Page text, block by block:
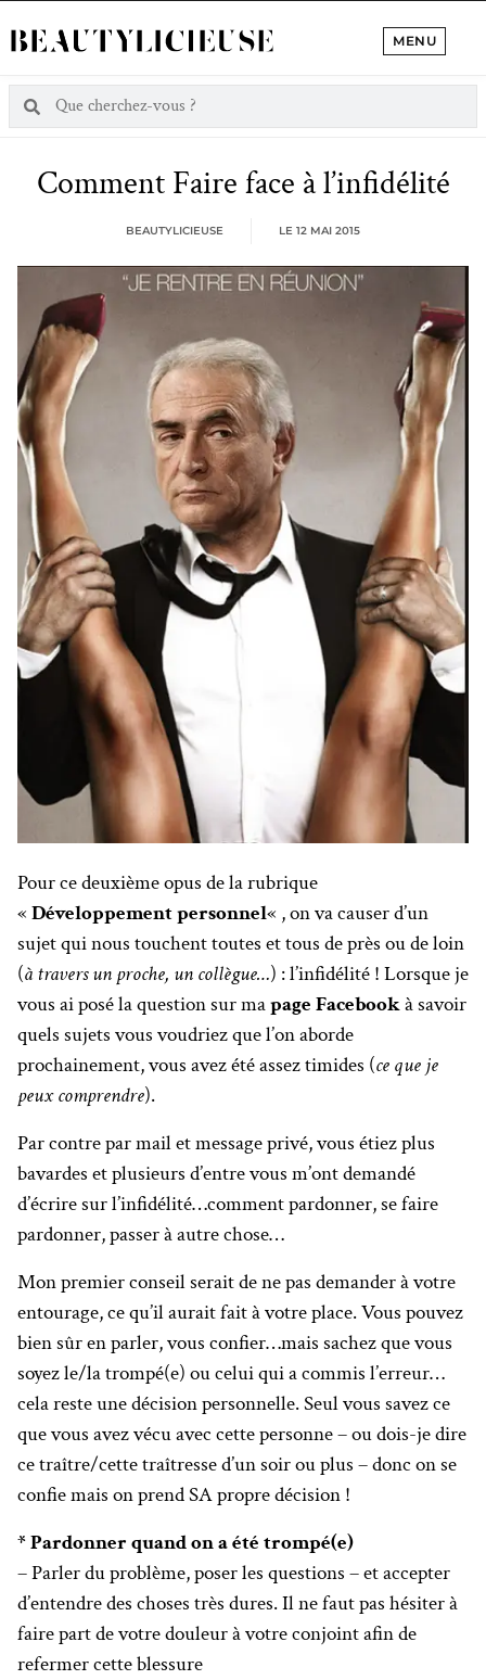
MENU
Comment Faire face à l’infidélité
BEAUTYLICIEUSE LE 12 MAI 2015
Pour ce deuxième opus de la rubrique
«Développement personnel« , on va causer d’un
sujet qui nous touchent toutes et tous de près ou de loin
(à travers un proche, un collègue…) : l’infidélité ! Lorsque je
vous ai posé la question sur mapage Facebookà savoir
quels sujets vous voudriez que l’on aborde
prochainement, vous avez été assez timides (ce que je
peux comprendre).
Par contre par mail et message privé, vous étiez plus
bavardes et plusieurs d’entre vous m’ont demandé
d’écrire sur l’infidélité…comment pardonner, se faire
pardonner, passer à autre chose…
Mon premier conseil serait de ne pas demander à votre
entourage, ce qu’il aurait fait à votre place. Vous pouvez
bien sûr en parler, vous confier…mais sachez que vous
soyez le/la trompé(e) ou celui qui a commis l’erreur…
cela reste une décision personnelle. Seul vous savez ce
que vous avez vécu avec cette personne – ou dois-je dire
ce traître/cette traîtresse d’un soir ou plus – donc on se
confie mais on prend SA propre décision !
* Pardonner quand on a été trompé(e)
– Parler du problème, poser les questions – et accepter
d’entendre des choses très dures. Il ne faut pas hésiter à
faire part de votre douleur à votre conjoint afin de
refermer cette blessure